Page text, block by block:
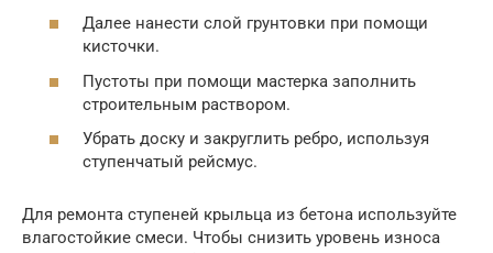
Далее нанести слой грунтовки при помощи
кисточки.
Пустоты при помощи мастерка заполнить
строительным раствором.
Убрать доску и закруглить ребро, используя
ступенчатый рейсмус.
Для ремонта ступеней крыльца из бетона используйте
влагостойкие смеси. Чтобы снизить уровень износа